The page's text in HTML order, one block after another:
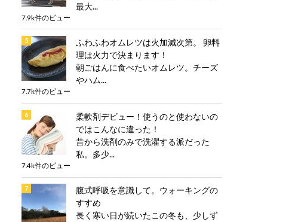
最大...
7.9k件のビュー
ふわふわオムレツは火加減次第。 卵料
理は火力で決まります！
朝ごはんに食べたいオムレツ。チーズ
やハム...
7.7k件のビュー
柔軟剤デビュー！使うのと使わないの
ではこんなに違った！
昔から洗剤のみで洗濯する派だった
私。多少...
7.4k件のビュー
腹式呼吸を意識して。ウォーキングの
すすめ
長く寒い日が続いたこの冬も、少しず